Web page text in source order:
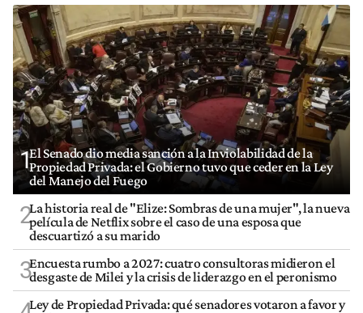
1El Senado dio media sanción a la Inviolabilidad de la
Propiedad Privada: el Gobierno tuvo que ceder en la Ley
del Manejo del Fuego
2La historia real de "Elize: Sombras de una mujer", la nueva
película de Netflix sobre el caso de una esposa que
descuartizó a su marido
3Encuesta rumbo a 2027: cuatro consultoras midieron el
desgaste de Milei y la crisis de liderazgo en el peronismo
Ley de Propiedad Privada: qué senadores votaron a favor y